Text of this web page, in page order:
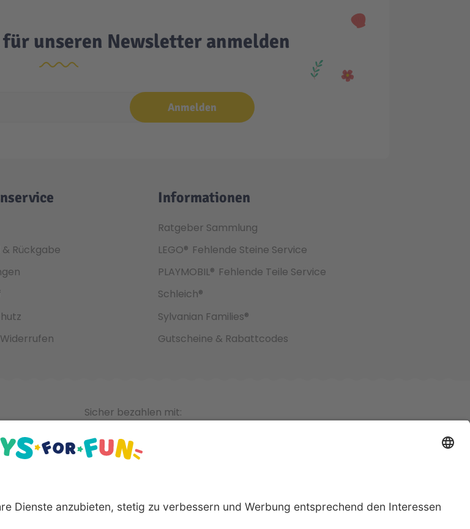
unseren Newsletter anmelden
Anmelden
Rückgabe
Informationen
Ratgeber Sammlung
LEGO® Fehlende Steine Service
PLAYMOBIL® Fehlende Teile Service
Schleich®
Sylvanian Families®
Gutscheine & Rabattcodes
Sicher bezahlen mit: